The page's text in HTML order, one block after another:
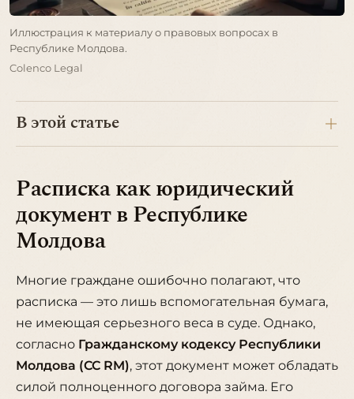
Иллюстрация к материалу о правовых вопросах в
Республике Молдова.
Colenco Legal
В этой статье
Расписка как юридический
документ в Республике
Молдова
Многие граждане ошибочно полагают, что
расписка — это лишь вспомогательная бумага,
не имеющая серьезного веса в суде. Однако,
согласно Гражданскому кодексу Республики
Молдова (CC RM), этот документ может обладать
силой полноценного договора займа. Его